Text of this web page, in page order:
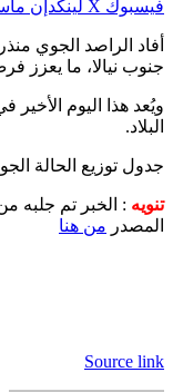
فيسبوك ‫X لينكدإن
أفاد الراصد الجوي
جنوب نيالا، ما يعزز
ويُعد هذا اليوم
البلاد.
جدول توزيع الحالة
تنويه : الخبر تم جلبه
المصدر من هنا
Source link